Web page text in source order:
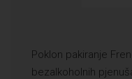
Poklon pakiranje
bezalkoholnih